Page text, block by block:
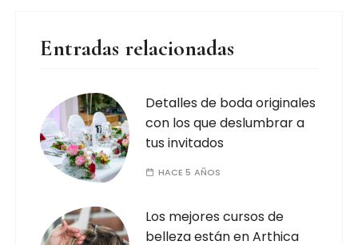
Entradas relacionadas
Detalles de boda originales
con los que deslumbrar a
tus invitados
HACE 5 AÑOS
Los mejores cursos de
belleza están en Arthica